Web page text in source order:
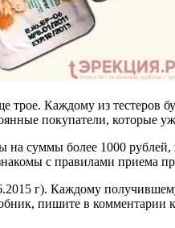
Каждому из тестеров
покупатели, которые
суммы более 1000 рублей,
с правилами приема
г). Каждому
пишите в комментарии